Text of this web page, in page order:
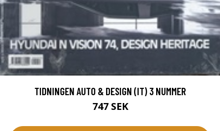
TIDNINGEN AUTO & DESIGN (IT) 3 NUMMER
747 SEK